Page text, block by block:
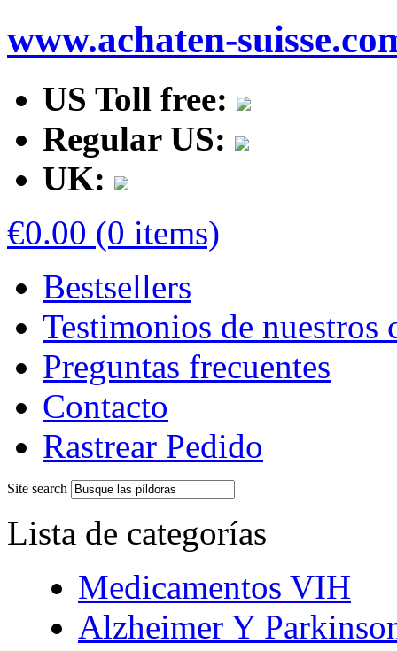
www.achaten-
US Toll free:
Regular US:
UK:
€0.00 (0 items)
Bestsellers
Testimonios de nuestros
Preguntas frecuentes
Contacto
Rastrear Pedido
Site search
Lista de categorías
Medicamentos VIH
Alzheimer Y